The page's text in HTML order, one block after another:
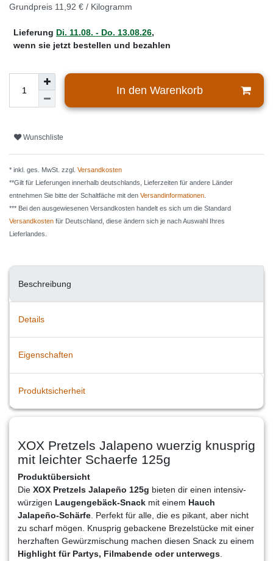
Grundpreis 11,92 € / Kilogramm
Lieferung Di. 11.08. - Do. 13.08.26,
wenn sie jetzt bestellen und bezahlen
In den Warenkorb
Wunschliste
* inkl. ges. MwSt. zzgl. Versandkosten
**Gilt für Lieferungen innerhalb deutschlands, Lieferzeiten für andere Länder
entnehmen Sie bitte der Schaltfäche mit den Versandinformationen
*** Bei den ausgewiesenen Versandkosten handelt es sich um die Standard
Versandkosten für Deutschland, diese ändern sich je nach Auswahl Ihres
Lieferlandes.
Beschreibung
Details
Eigenschaften
Produktsicherheit
XOX Pretzels Jalapeno wuerzig knusprig
mit leichter Schaerfe 125g
Produktübersicht
Die XOX Pretzels Jalapeño 125g bieten dir einen intensiv-
würzigen Laugengebäck-Snack mit einem Hauch
Jalapeño-Schärfe . Perfekt für alle, die es pikant, aber nicht
zu scharf mögen. Knusprig gebackene Brezelstücke mit einer
herzhaften Gewürzmischung machen diesen Snack zu einem
Highlight für Partys, Filmabende oder unterwegs